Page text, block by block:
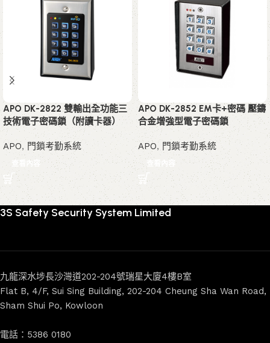
APO DK-2822 雙輸出全功能三
技術電子密碼鎖（附讀卡器）
APO, 門鎖考勤系統
查看內容
APO DK-2852 EM卡+密碼 壓鑄
合金增強型電子密碼鎖
APO, 門鎖考勤系統
查看內容
3S Safety Security System Limited
九龍深水埗長沙灣道202-204號瑞星大廈4樓B室
Flat B, 4/F, Sui Sing Building, 202-204 Cheung Sha Wan Road,
Sham Shui Po, Kowloon
電話：5386 0180